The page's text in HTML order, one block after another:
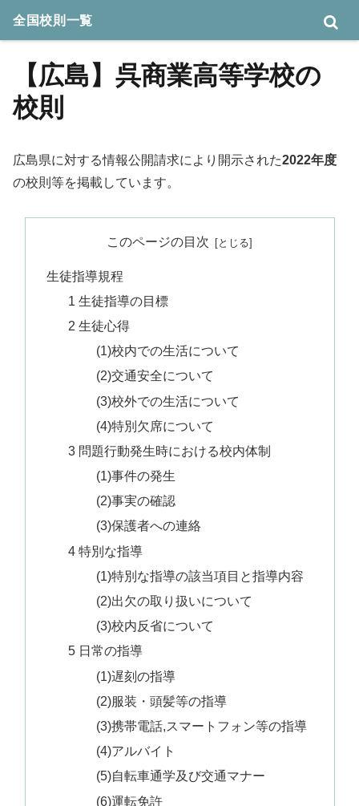
【広島】呉商業高等学校の
校則
広島県に対する情報公開請求により開示された2022年度
の校則等を掲載しています。
このページの目次
生徒指導規程
1 生徒指導の目標
2 生徒心得
(1)校内での生活について
(2)交通安全について
(3)校外での生活について
(4)特別欠席について
3 問題行動発生時における校内体制
(1)事件の発生
(2)事実の確認
(3)保護者への連絡
4 特別な指導
(1)特別な指導の該当項目と指導内容
(2)出欠の取り扱いについて
(3)校内反省について
5 日常の指導
(1)遅刻の指導
(2)服装・頭髪等の指導
(3)携帯電話,スマートフォン等の指導
(4)アルバイト
(5)自転車通学及び交通マナー
(6)運転免許
全国校則一覧